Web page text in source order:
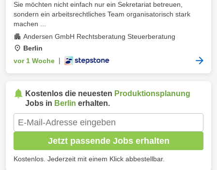
Sie möchten nicht einfach nur ein Sekretariat betreuen,
sondern ein arbeitsrechtliches Team organisatorisch stark
machen ...
Andersen GmbH Rechtsberatung Steuerberatung
Berlin
vor 1 Woche
Kostenlos die neuesten Produktionsplanung
Jobs in Berlin erhalten.
Jetzt passende Jobs erhalten
Kostenlos. Jederzeit mit einem Klick abbestellbar.